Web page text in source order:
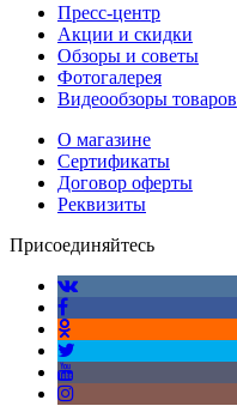
Пресс-центр
Акции и скидки
Обзоры и советы
Фотогалерея
Видеообзоры товаров
О магазине
Сертификаты
Договор оферты
Реквизиты
Присоединяйтесь